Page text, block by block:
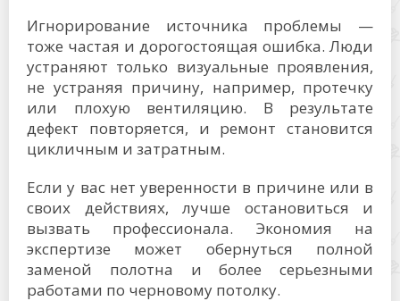
Игнорирование источника проблемы —
тоже частая и дорогостоящая ошибка. Люди
устраняют только визуальные проявления,
не устраняя причину, например, протечку
или плохую вентиляцию. В результате
дефект повторяется, и ремонт становится
цикличным и затратным.
Если у вас нет уверенности в причине или в
своих действиях, лучше остановиться и
вызвать профессионала. Экономия на
экспертизе может обернуться полной
заменой полотна и более серьезными
работами по черновому потолку.